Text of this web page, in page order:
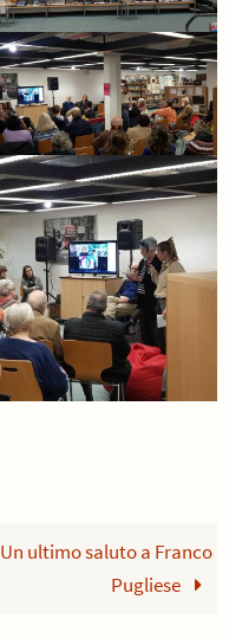
Un ultimo saluto a Franco
Pugliese